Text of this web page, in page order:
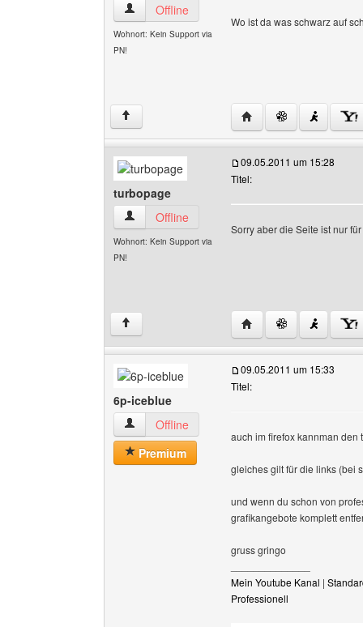
turbopage Benutzer-Profile anzeigen
Offline
Wohnort: Kein Support via
PN!
Wo ist da was schwarz auf
↑ Website dieses
turbopage
turbopage Benutzer-Profile anzeigen
Offline
Wohnort: Kein Support via
PN!
09.05.2011 um 15:28
Titel:
Sorry aber die Seite ist nur
↑ Website dieses
6p-iceblue
6p-iceblue Benutzer-Profile anzeigen
Offline
Premium
09.05.2011 um 15:33
Titel:
auch im firefox kannman den
gleiches gilt für die links (bei
und wenn du schon von
grafikangebote komplett
gruss gringo
Mein Youtube Kanal |
Professionell